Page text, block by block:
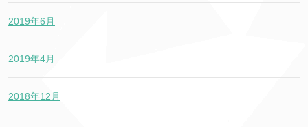
2019年6月
2019年4月
2018年12月